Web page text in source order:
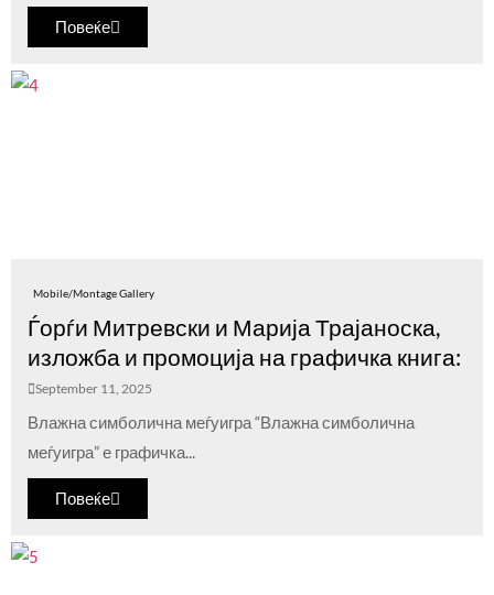
Повеќе
Mobile/Montage Gallery
Ѓорѓи Митревски и Марија Трајаноска,
изложба и промоција на графичка книга:
September 11, 2025
Влажна симболична меѓуигра “Влажна симболична
меѓуигра” е графичка...
Повеќе